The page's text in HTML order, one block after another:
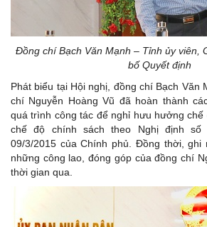
Đồng chíBạch Văn Mạnh – Tỉnh ủy viên,
bố Quyết định
Phát biểu tại Hội nghị, đồng chí Bạch Văn
chí Nguyễn Hoàng Vũ đã hoàn thành
quá trình công tác để nghỉ hưu hưởng chế
chế độ chính sách theo Nghị định số
09/3/2015 của Chính phủ. Đồng thời, ghi
những công lao, đóng góp của đồng chí
thời gian qua.